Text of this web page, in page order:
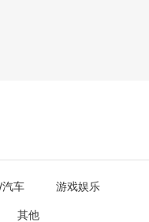
汽车 游戏娱乐
其他